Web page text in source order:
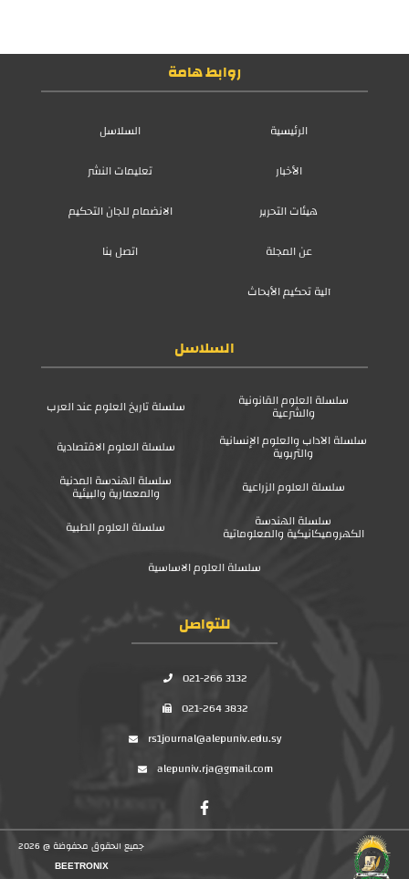
روابط هامة
الرئيسية
السلاسل
الأخبار
تعليمات النشر
هيئات التحرير
الانضمام للجان التحكيم
عن المجلة
اتصل بنا
آلية تحكيم الأبحاث
السلاسل
سلسلة العلوم القانونية
والشرعية
سلسلة تاريخ العلوم عند العرب
سلسلة الآداب والعلوم الإنسانية
والتربوية
سلسلة العلوم الاقتصادية
سلسلة العلوم الزراعية
سلسلة الهندسة المدنية
والمعمارية والبيئية
سلسلة الهندسة
الكهروميكانيكية والمعلوماتية
سلسلة العلوم الطبية
سلسلة العلوم الاساسية
للتواصل
021-266 3132
021-264 3832
rs1journal@alepuniv.edu.sy
alepuniv.rja@gmail.com
جميع الحقوق محفوظة @ 2026
BEETRONIX